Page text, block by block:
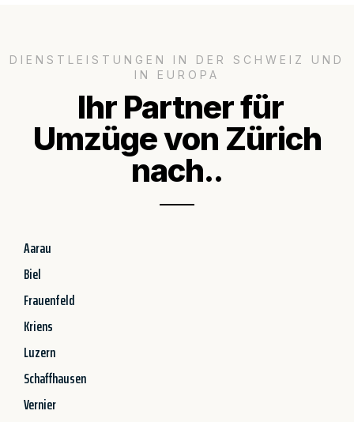
DIENSTLEISTUNGEN IN DER SCHWEIZ UND
IN EUROPA
Ihr Partner für
Umzüge von Zürich
nach..
Aarau
Biel
Frauenfeld
Kriens
Luzern
Schaffhausen
Vernier